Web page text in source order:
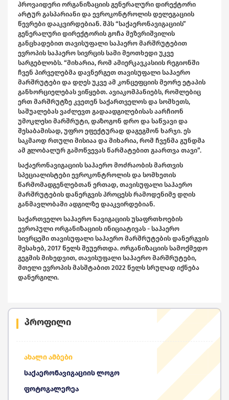
პროფილი
ახალი ამბები
საქაერონავიგაციის ლოგო
ფოტოგალერეა
პროვაიდერი ორგანიზაციის გენერალური დირექტორი
არტურ გასპარიანი და ევროკონტროლის დელეგაციის
წევრები დააკვირდებიან. შპს “საქაერონავიგაციის”
გენერალური დირექტორის გოჩა მეზვრიშვილის
განცხადებით თავისუფალი საჰაერო მარშრუტებით
ევროპის საჰაერო სივრცის სამი მეოთხედი უკვე
სარგებლობს. “მიხარია, რომ ამიერკავკასიის რეგიონში
ჩვენ პირველებმა დავნერგეთ თავისუფალი საჰაერო
მარშრუტები და დღეს უკვე ამ კონცეფციის მეორე ეტაპის
განხორციელებას ვიწყებთ. ავიაკომპანიებს, რომლებიც
ერთ მარშრუტზე კვეთენ საქართველოს და სომხეთს,
საშუალებას ვაძლევთ გადაადგილებისას აარჩიონ
უმოკლესი მარშრუტი, დაზოგონ დრო და საწვავი და
შესაბამისად, უფრო ეფექტურად დაგეგმონ ხარჯი. ეს
საკმაოდ რთული მისიაა და მიხარია, რომ ჩვენმა გუნდმა
ამ გლობალურ გამოწვევას წარმატებით გაართვა თავი”.
საქაერონავიგაციის საჰაერო მოძრაობის მართვის
სპეციალისტები ევროკონტროლის და სომხეთის
წარმომადგენლებთან ერთად, თავისუფალი საჰაერო
მარშრუტების დანერგვის პროცესს რამოდენიმე დღის
განმავლობაში ადგილზე დააკვირდებიან.
საქართველო საჰაერო ნავიგაციის უსაფრთხოების
ევროპული ორგანიზაციის ინიციატივას - საჰაერო
სივრცეში თავისუფალი საჰაერო მარშრუტების დანერგვის
შესახებ, 2017 წელს შეუერთდა. ორგანიზაციის სამოქმედო
გეგმის მიხედვით, თავისუფალი საჰაერო მარშრუტები,
მთელი ევროპის მასშტაბით 2022 წელს სრულად იქნება
დანერგილი.